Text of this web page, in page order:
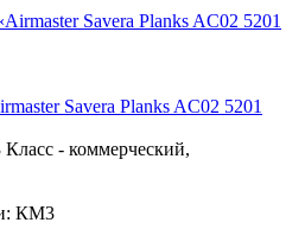
Savera Planks AC02 5201
Класс - коммерческий,
КМ3